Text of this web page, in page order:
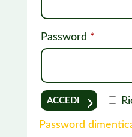
Password *Richiesto
ACCEDI
Password